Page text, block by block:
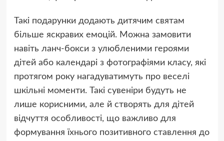
Такі подарунки додають дитячим святам
більше яскравих емоцій. Можна замовити
навіть ланч-бокси з улюбленими героями
дітей або календарі з фотографіями класу, які
протягом року нагадуватимуть про веселі
шкільні моменти. Такі сувеніри будуть не
лише корисними, але й створять для дітей
відчуття особливості, що важливо для
формування їхнього позитивного ставлення до